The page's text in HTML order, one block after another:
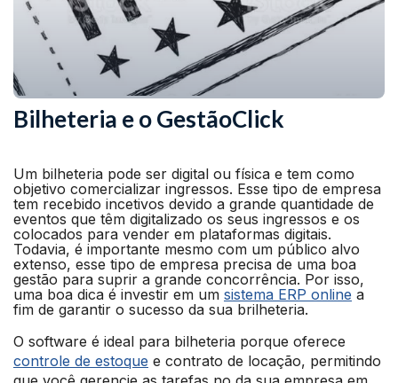
Bilheteria e o GestãoClick
Um bilheteria pode ser digital ou física e tem como
objetivo comercializar ingressos. Esse tipo de empresa
tem recebido incetivos devido a grande quantidade de
eventos que têm digitalizado os seus ingressos e os
colocados para vender em plataformas digitais.
Todavia, é importante mesmo com um público alvo
extenso, esse tipo de empresa precisa de uma boa
gestão para suprir a grande concorrência. Por isso,
uma boa dica é investir em um sistema ERP online a
fim de garantir o sucesso da sua brilheteria.
O software é ideal para bilheteria porque oferece
controle de estoque e contrato de locação, permitindo